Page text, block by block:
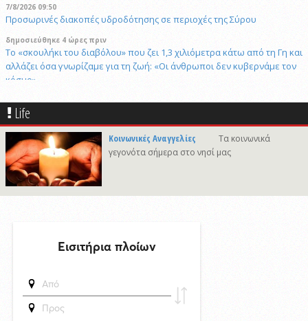
7/8/2026 09:50
Προσωρινές διακοπές υδροδότησης σε περιοχές της Σύρου
δημοσιεύθηκε 4 ώρες πριν
Το «σκουλήκι του διαβόλου» που ζει 1,3 χιλιόμετρα κάτω από τη Γη και
αλλάζει όσα γνωρίζαμε για τη ζωή: «Οι άνθρωποι δεν κυβερνάμε τον
κόσμο»
δημοσιεύθηκε 4 ώρες πριν
Επανεκλογή του Αθ. Κουσαθανά - Μέγα στη θέση του Προέδρου του
Λιμενικού Ταμείου Μυκόνου
6/8/2026 22:03
Καλλιτέχνες από τη Σύρο, την Ελβετία και την Ιαπωνία συναντιούνται
στην Άνω Σύρο
29/4/2026 18:53
δημοσιεύθηκε 20 ώρες πριν
Superbet Κύπελλο Ελλάδας: Την Δευτέρα 24 Αυγούστου ο αγώνας
7/8/2026 08:34
Δράση ενημέρωσης ασφαλούς κολύμβησης και πρόληψης των
πνιγμών από το Τμήμα Τουρισμού του Δήμου Σύρου–Ερμούπολης
Life
Κοινωνικές Αναγγελίες
Τα κοινωνικά
γεγονότα σήμερα στο νησί μας